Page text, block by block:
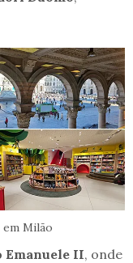
Milão
II, onde